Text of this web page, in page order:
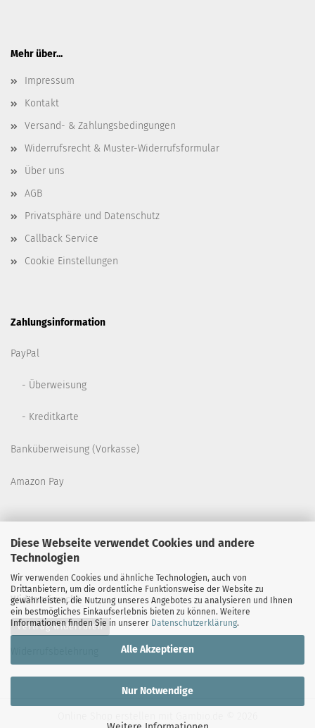
Diese Webseite verwendet Cookies und andere
Technologien
Wir verwenden Cookies und ähnliche Technologien, auch von
Drittanbietern, um die ordentliche Funktionsweise der Website zu
gewährleisten, die Nutzung unseres Angebotes zu analysieren und Ihnen
ein bestmögliches Einkaufserlebnis bieten zu können. Weitere
Informationen finden Sie in unserer Datenschutzerklärung.
Alle Akzeptieren
Nur Notwendige
Mehr über...
Impressum
Kontakt
Versand- & Zahlungsbedingungen
Widerrufsrecht & Muster-Widerrufsformular
Über uns
AGB
Privatsphäre und Datenschutz
Callback Service
Cookie Einstellungen
Zahlungsinformation
PayPal
- Überweisung
- Kreditkarte
Banküberweisung (Vorkasse)
Amazon Pay
Widerrufsrecht
Vertrag widerrufen